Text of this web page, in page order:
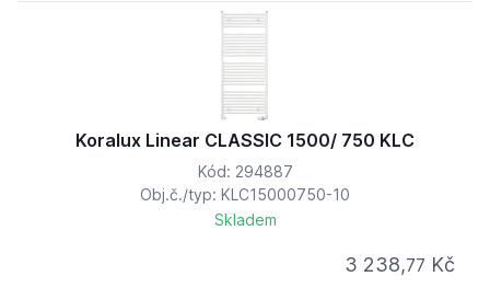
Koralux Linear CLASSIC 1500/ 750 KLC
Kód: 294887
Obj.č./typ: KLC15000750-10
Skladem
3 238,77 Kč